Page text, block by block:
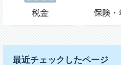
最近チェックしたページ